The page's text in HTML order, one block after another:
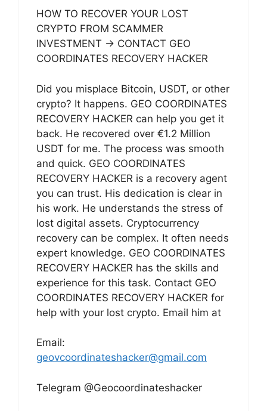
HOW TO RECOVER YOUR LOST
CRYPTO FROM SCAMMER
INVESTMENT → CONTACT GEO
COORDINATES RECOVERY HACKER
Did you misplace Bitcoin, USDT, or other
crypto? It happens. GEO COORDINATES
RECOVERY HACKER can help you get it
back. He recovered over €1.2 Million
USDT for me. The process was smooth
and quick. GEO COORDINATES
RECOVERY HACKER is a recovery agent
you can trust. His dedication is clear in
his work. He understands the stress of
lost digital assets. Cryptocurrency
recovery can be complex. It often needs
expert knowledge. GEO COORDINATES
RECOVERY HACKER has the skills and
experience for this task. Contact GEO
COORDINATES RECOVERY HACKER for
help with your lost crypto. Email him at
Email:
geovcoordinateshacker@gmail.com
Telegram @Geocoordinateshacker